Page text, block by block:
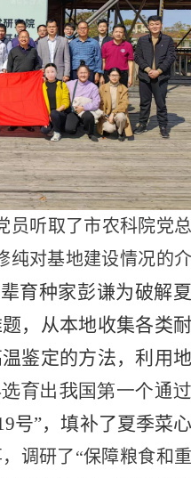
员听取了市农科院党总
纯对基地建设情况的介
育种家彭谦为破解夏
，从本地收集各类耐
鉴定的方法，利用地
育出我国第一个通
号”，填补了夏季菜
，调研了“保障粮食和